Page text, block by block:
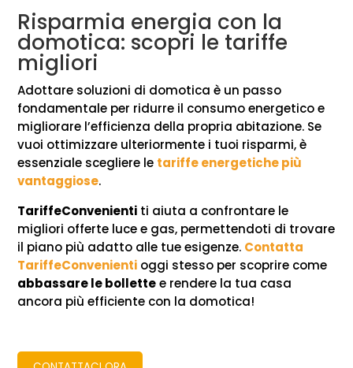
Risparmia energia con la
domotica: scopri le tariffe
migliori
Adottare soluzioni di domotica è un passo
fondamentale per ridurre il consumo energetico e
migliorare l’efficienza della propria abitazione. Se
vuoi ottimizzare ulteriormente i tuoi risparmi, è
essenziale scegliere le tariffe energetiche più
vantaggiose.
TariffeConvenienti ti aiuta a confrontare le
migliori offerte luce e gas, permettendoti di trovare
il piano più adatto alle tue esigenze. Contatta
TariffeConvenienti oggi stesso per scoprire come
abbassare le bollettee rendere la tua casa
ancora più efficiente con la domotica!